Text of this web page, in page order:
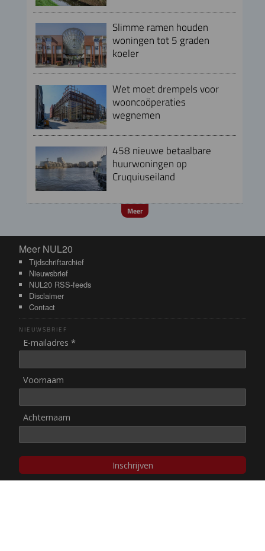
Slimme ramen houden
woningen tot 5 graden
koeler
Wet moet drempels voor
wooncoöperaties
wegnemen
458 nieuwe betaalbare
huurwoningen op
Cruquiuseiland
Meer
Meer NUL20
Meer NUL20
Tijdschriftarchief
Nieuwsbrief
NUL20 RSS-feeds
Disclaimer
Contact
NIEUWSBRIEF
E-mailadres *
Voornaam
Achternaam
Inschrijven